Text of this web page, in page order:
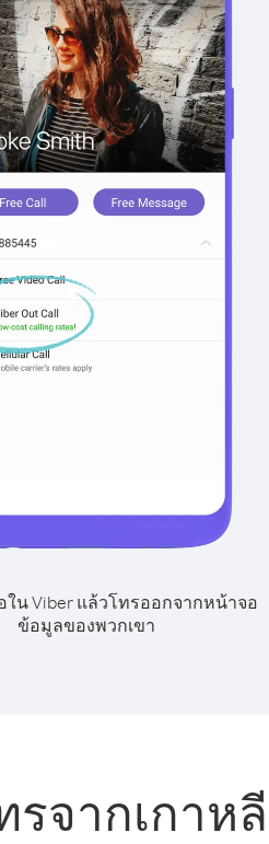
ใน Viber แล้วโทรออกจากหน้าจอ
ข้อมูลของพวกเขา
จากเกาห